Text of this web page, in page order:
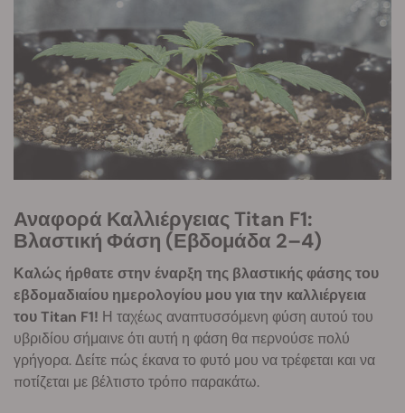
Αναφορά Καλλιέργειας Titan F1:
Βλαστική Φάση (Εβδομάδα 2–4)
Καλώς ήρθατε στην έναρξη της βλαστικής φάσης του
εβδομαδιαίου ημερολογίου μου για την καλλιέργεια
του Titan F1! Η ταχέως αναπτυσσόμενη φύση αυτού του
υβριδίου σήμαινε ότι αυτή η φάση θα περνούσε πολύ
γρήγορα. Δείτε πώς έκανα το φυτό μου να τρέφεται και να
ποτίζεται με βέλτιστο τρόπο παρακάτω.